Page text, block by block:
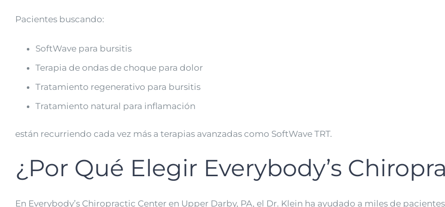
Pacientes buscando:
SoftWave para bursitis
Terapia de ondas de choque para dolor
Tratamiento regenerativo para bursitis
Tratamiento natural para inflamación
están recurriendo cada vez más a terapias avanzadas como SoftWave TRT.
¿Por Qué Elegir Everybody’s
En Everybody’s Chiropractic Center en Upper Darby, PA, el Dr. Klein ha ayudado a miles de